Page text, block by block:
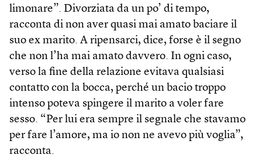
limonare”. Divorziata da un po’ di tempo,
racconta di non aver quasi mai amato baciare il
suo ex marito. A ripensarci, dice, forse è il segno
che non l’ha mai amato davvero. In ogni caso,
verso la fine della relazione evitava qualsiasi
contatto con la bocca, perché un bacio troppo
intenso poteva spingere il marito a voler fare
sesso. “Per lui era sempre il segnale che stavamo
per fare l’amore, ma io non ne avevo più voglia”,
racconta.